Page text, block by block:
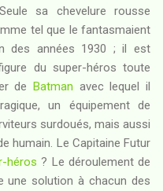
sa chevelure rousse
tel que le fantasmaient
des années 1930 ; il est
du super-héros toute
de Batman avec lequel il
un équipement de
surdoués, mais aussi
humain. Le Capitaine Futur
héros ? Le déroulement de
une solution à chacun des